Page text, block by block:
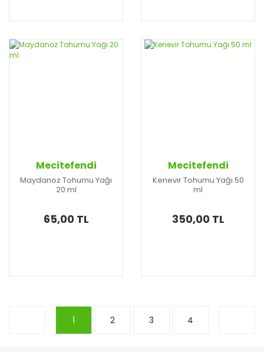
Mecitefendi
Maydanoz Tohumu Yağı
20 ml
65,00 TL
Mecitefendi
Kenevir Tohumu Yağı 50
ml
350,00 TL
1 2 3 4